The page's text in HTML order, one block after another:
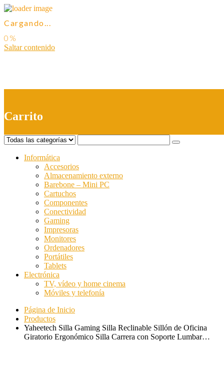
Cargando...
Saltar contenido
Carrito
Informática
Accesorios
Almacenamiento externo
Barebone – Mini PC
Cartuchos
Componentes
Conectividad
Gaming
Impresoras
Monitores
Ordenadores
Portátiles
Tablets
Electrónica
TV, vídeo y home cinema
Móviles y telefonía
Página de Inicio
Productos
Yaheetech Silla Gaming Silla Reclinable Sillón de Oficina
Giratorio Ergonómico Silla Carrera con Soporte Lumbar…